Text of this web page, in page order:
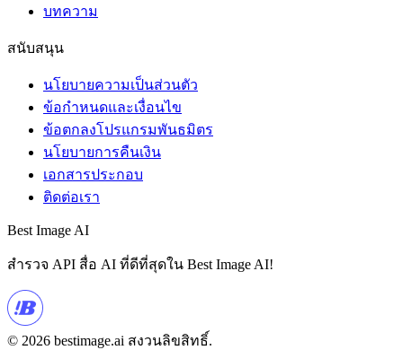
บทความ
สนับสนุน
นโยบายความเป็นส่วนตัว
ข้อกำหนดและเงื่อนไข
ข้อตกลงโปรแกรมพันธมิตร
นโยบายการคืนเงิน
เอกสารประกอบ
ติดต่อเรา
Best Image AI
สำรวจ API สื่อ AI ที่ดีที่สุดใน Best Image AI!
© 2026 bestimage.ai สงวนลิขสิทธิ์.